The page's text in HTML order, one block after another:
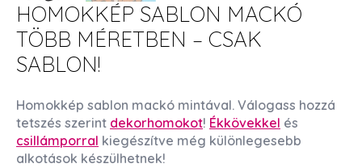
HOMOKKÉP SABLON MACKÓ
TÖBB MÉRETBEN – CSAK
SABLON!
Homokkép sablon mackó mintával. Válogass hozzá
tetszés szerint dekorhomokot! Ékkövekkel és
csillámporral kiegészítve még különlegesebb
alkotások készülhetnek!